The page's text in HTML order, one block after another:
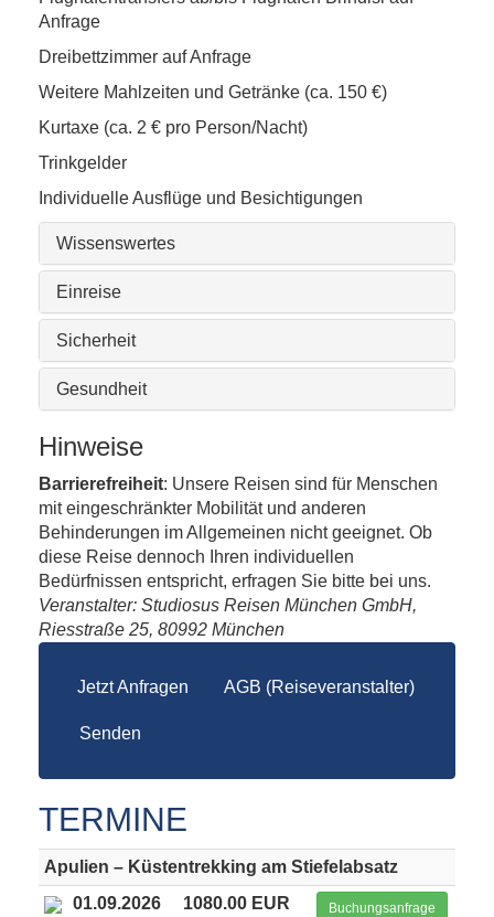
Anfrage
Dreibettzimmer auf Anfrage
Weitere Mahlzeiten und Getränke (ca. 150 €)
Kurtaxe (ca. 2 € pro Person/Nacht)
Trinkgelder
Individuelle Ausflüge und Besichtigungen
Wissenswertes
Einreise
Sicherheit
Gesundheit
Hinweise
Barrierefreiheit: Unsere Reisen sind für Menschen
mit eingeschränkter Mobilität und anderen
Behinderungen im Allgemeinen nicht geeignet. Ob
diese Reise dennoch Ihren individuellen
Bedürfnissen entspricht, erfragen Sie bitte bei uns.
Veranstalter: Studiosus Reisen München GmbH,
Riesstraße 25, 80992 München
Jetzt Anfragen AGB (Reiseveranstalter)
Senden
TERMINE
Apulien – Küstentrekking am Stiefelabsatz
01.09.2026
1080.00 EUR Buchungsanfrage